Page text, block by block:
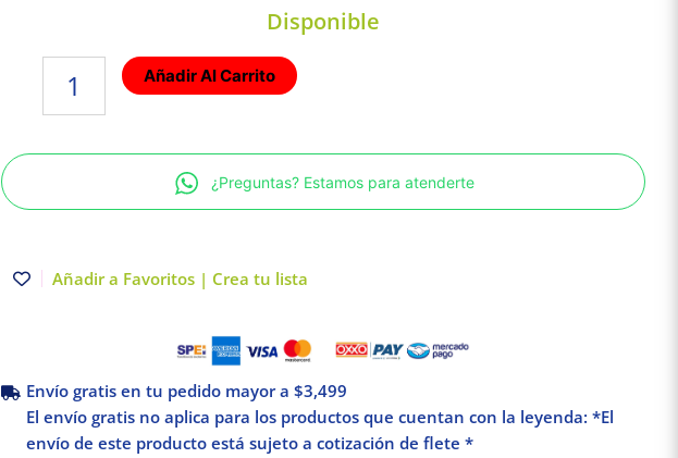
Disponible
Luz
cálida
Illux
Añadir Al Carrito
¿Preguntas? Estamos para atenderte
Añadir a Favoritos | Crea tu lista
Envío gratis en tu pedido mayor a $3,499
El envío gratis no aplica para los productos que cuentan con la leyenda: *El
envío de este producto está sujeto a cotización de flete *